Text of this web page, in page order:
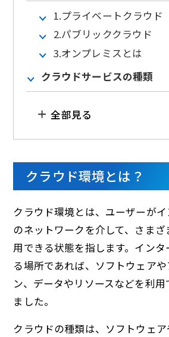
1.プライベートクラウド
2.パブリッククラウド
3.オンプレミスとは
クラウドサービスの種類
全部見る
クラウド環境とは？
クラウド環境とは、ユーザーが
のネットワークを介して、さま
用できる状態を指します。イン
る場所であれば、ソフトウェア
ン、データやリソースなどを利
ました。
クラウドの種類は、ソフトウェ